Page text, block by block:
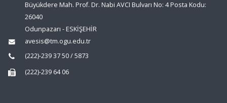
Büyükdere Mah. Prof. Dr. Nabi AVCI Bulvarı No: 4 Posta Kodu:
26040
Odunpazarı - ESKİŞEHİR
avesis@tm.ogu.edu.tr
(222)-239 37 50 / 5873
(222)-239 64 06